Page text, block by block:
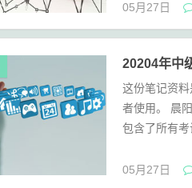
05月27日
20204年中
这份笔记资
者使用。 晨
包含了所有考
05月27日